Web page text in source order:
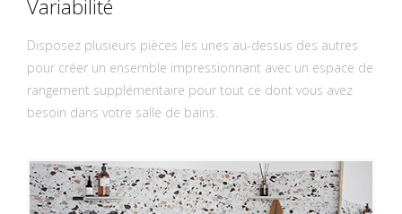
Variabilité
Disposez plusieurs pièces les unes au-dessus des autres
pour créer un ensemble impressionnant avec un espace de
rangement supplémentaire pour tout ce dont vous avez
besoin dans votre salle de bains.